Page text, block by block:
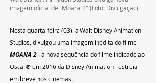
imagem oficial de "Moana 2" (Foto: Divulgação)
Nesta quarta-feira (03), a Walt Disney Animation
Studios, divulgou uma imagem inédita do filme
MOANA 2 - a nova sequência do filme indicado ao
Oscar® em 2016 da Disney Animation - estreia
em breve nos cinemas.